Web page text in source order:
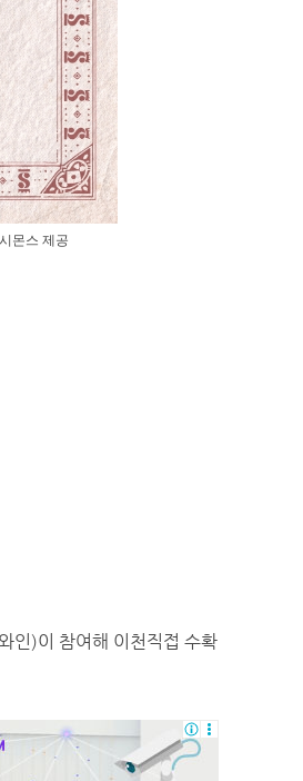
몬스 제공
인)이 참여해 이천직접 수확